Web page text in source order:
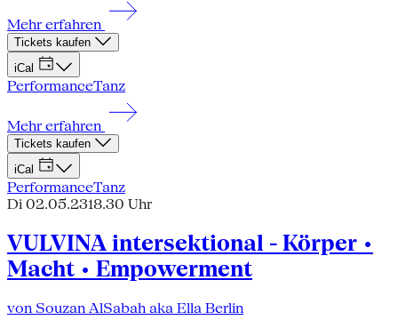
Mehr erfahren
Tickets kaufen
iCal
PerformanceTanz
Mehr erfahren
Tickets kaufen
iCal
PerformanceTanz
Di 02.05.2318.30 Uhr
VULVINA intersektional - Körper •
Macht • Empowerment
von Souzan AlSabah aka Ella Berlin